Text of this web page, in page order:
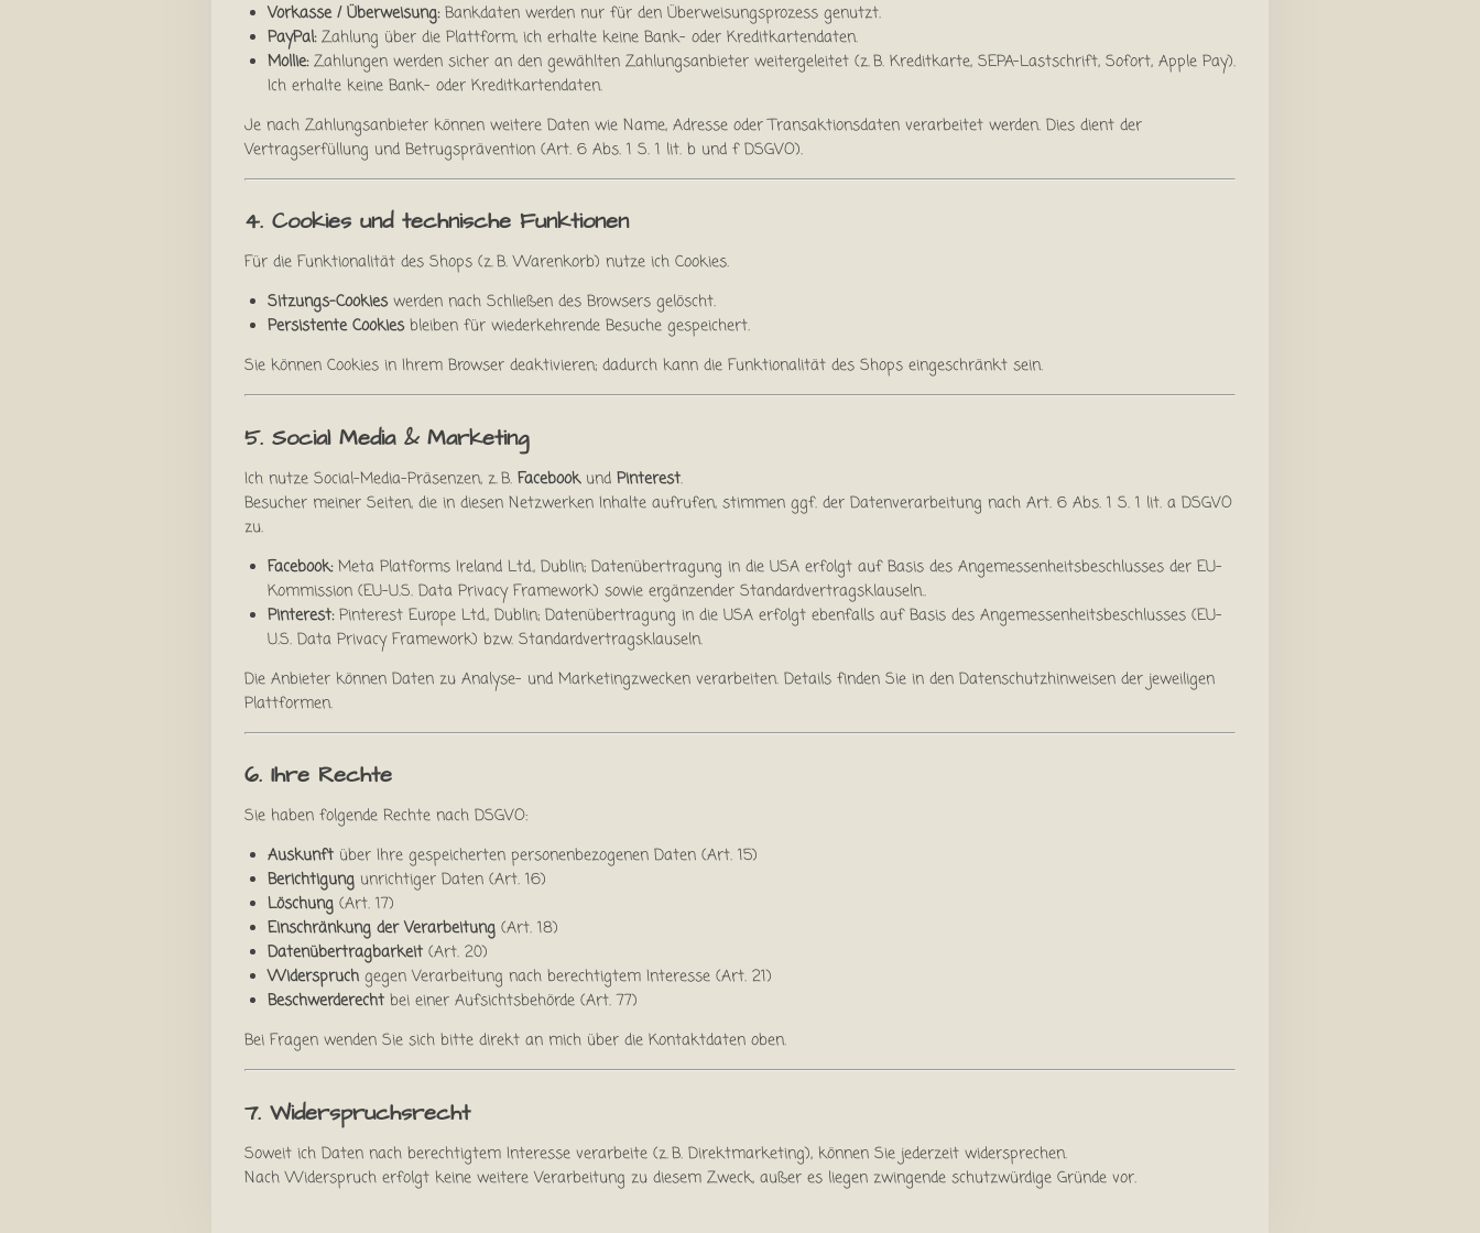
Vorkasse / Überweisung:Bankdaten werden nur für den Überweisungsprozess genutzt.
PayPal:Zahlung über die Plattform, ich erhalte keine Bank- oder Kreditkartendaten.
Mollie:Zahlungen werden sicher an den gewählten Zahlungsanbieter weitergeleitet (z. B. Kreditkarte, SEPA-Lastschrift, Sofort, Apple Pay).
Ich erhalte keine Bank- oder Kreditkartendaten.
Je nach Zahlungsanbieter können weitere Daten wie Name, Adresse oder Transaktionsdaten verarbeitet werden. Dies dient der
Vertragserfüllung und Betrugsprävention (Art. 6 Abs. 1 S. 1 lit. b und f DSGVO).
4. Cookies und technische Funktionen
Für die Funktionalität des Shops (z. B. Warenkorb) nutze ich Cookies.
Sitzungs-Cookieswerden nach Schließen des Browsers gelöscht.
Persistente Cookiesbleiben für wiederkehrende Besuche gespeichert.
Sie können Cookies in Ihrem Browser deaktivieren; dadurch kann die Funktionalität des Shops eingeschränkt sein.
5. Social Media & Marketing
Ich nutze Social-Media-Präsenzen, z. B. Facebookund Pinterest.
Besucher meiner Seiten, die in diesen Netzwerken Inhalte aufrufen, stimmen ggf. der Datenverarbeitung nach Art. 6 Abs. 1 S. 1 lit. a DSGVO
zu.
Facebook:Meta Platforms Ireland Ltd., Dublin; Datenübertragung in die USA erfolgt auf Basis des Angemessenheitsbeschlusses der EU-
Kommission (EU-U.S. Data Privacy Framework) sowie ergänzender Standardvertragsklauseln..
Pinterest:Pinterest Europe Ltd., Dublin; Datenübertragung in die USA erfolgt ebenfalls auf Basis des Angemessenheitsbeschlusses (EU-
U.S. Data Privacy Framework) bzw. Standardvertragsklauseln.
Die Anbieter können Daten zu Analyse- und Marketingzwecken verarbeiten. Details finden Sie in den Datenschutzhinweisen der jeweiligen
Plattformen.
6. Ihre Rechte
Sie haben folgende Rechte nach DSGVO:
Auskunft über Ihre gespeicherten personenbezogenen Daten (Art. 15)
Berichtigung unrichtiger Daten (Art. 16)
Löschung (Art. 17)
Einschränkung der Verarbeitung (Art. 18)
Datenübertragbarkeit (Art. 20)
Widerspruch gegen Verarbeitung nach berechtigtem Interesse (Art. 21)
Beschwerderecht bei einer Aufsichtsbehörde (Art. 77)
Bei Fragen wenden Sie sich bitte direkt an mich über die Kontaktdaten oben.
7. Widerspruchsrecht
Soweit ich Daten nach berechtigtem Interesse verarbeite (z. B. Direktmarketing), können Sie jederzeit widersprechen.
Nach Widerspruch erfolgt keine weitere Verarbeitung zu diesem Zweck, außer es liegen zwingende schutzwürdige Gründe vor.